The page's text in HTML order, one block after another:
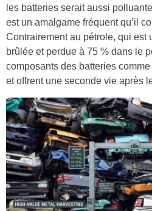
les batteries serait aussi
est un amalgame fréquent qu’il
Contrairement au pétrole, qui est
brûlée et perdue à 75 % dans le
composants des batteries
et offrent une seconde vie après